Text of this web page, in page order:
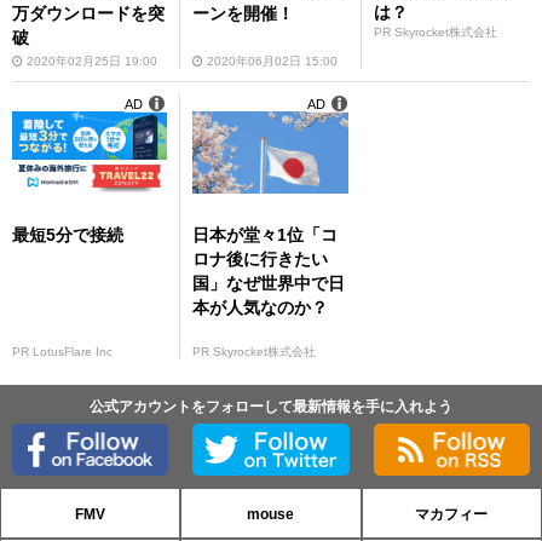
万ダウンロードを突
破
2020年02月25日 19:00
ーンを開催！
2020年06月02日 15:00
は？
PR Skyrocket株式会社
最短5分で接続
PR LotusFlare Inc
AD
日本が堂々1位「コ
ロナ後に行きたい
国」なぜ世界中で日
本が人気なのか？
PR Skyrocket株式会社
AD
公式アカウントをフォローして最新情報を手に入れよう
FMV mouse マカフィー